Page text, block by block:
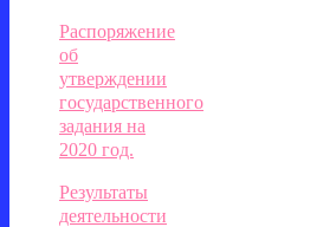
Распоряжение
об
утверждении
государственного
задания на
2020 год.
Результаты
деятельности